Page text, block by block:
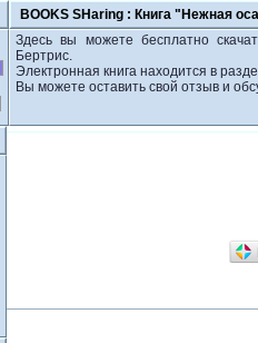
BOOKS SHaring : Книга "Нежная
Здесь вы можете бесплатно
Бертрис.
Электронная книга находится в
Вы можете оставить свой отзыв и